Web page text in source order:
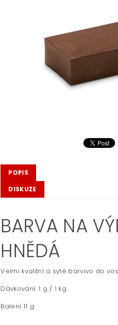
POPIS
DISKUZE
BARVA NA
HNĚDÁ
Velmi kvalitní a syté barvivo do
Dávkování: 1 g / 1 kg.
Balení 11 g.